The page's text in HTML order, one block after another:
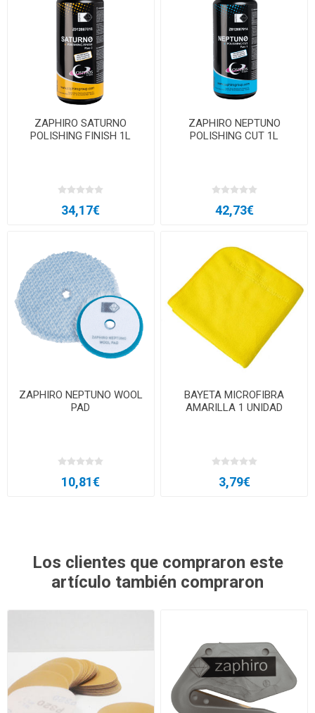
ZAPHIRO SATURNO
POLISHING FINISH 1L
34,17€
ZAPHIRO NEPTUNO
POLISHING CUT 1L
42,73€
ZAPHIRO NEPTUNO WOOL
PAD
10,81€
BAYETA MICROFIBRA
AMARILLA 1 UNIDAD
3,79€
Los clientes que compraron este
artículo también compraron